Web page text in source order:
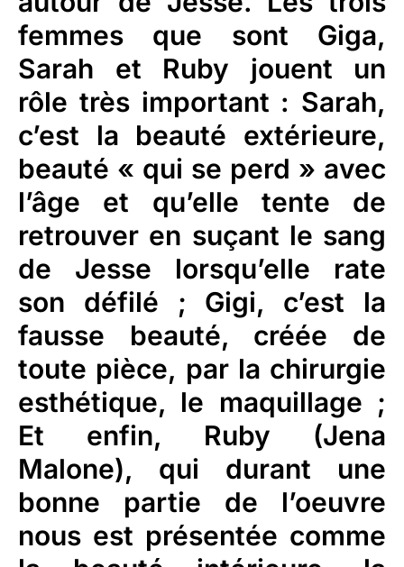
femmes que sont Giga,
Sarah et Ruby jouent un
rôle très important : Sarah,
c’est la beauté extérieure,
beauté « qui se perd » avec
l’âge et qu’elle tente de
retrouver en suçant le sang
de Jesse lorsqu’elle rate
son défilé ; Gigi, c’est la
fausse beauté, créée de
toute pièce, par la chirurgie
esthétique, le maquillage ;
Et enfin, Ruby (Jena
Malone), qui durant une
bonne partie de l’oeuvre
nous est présentée comme